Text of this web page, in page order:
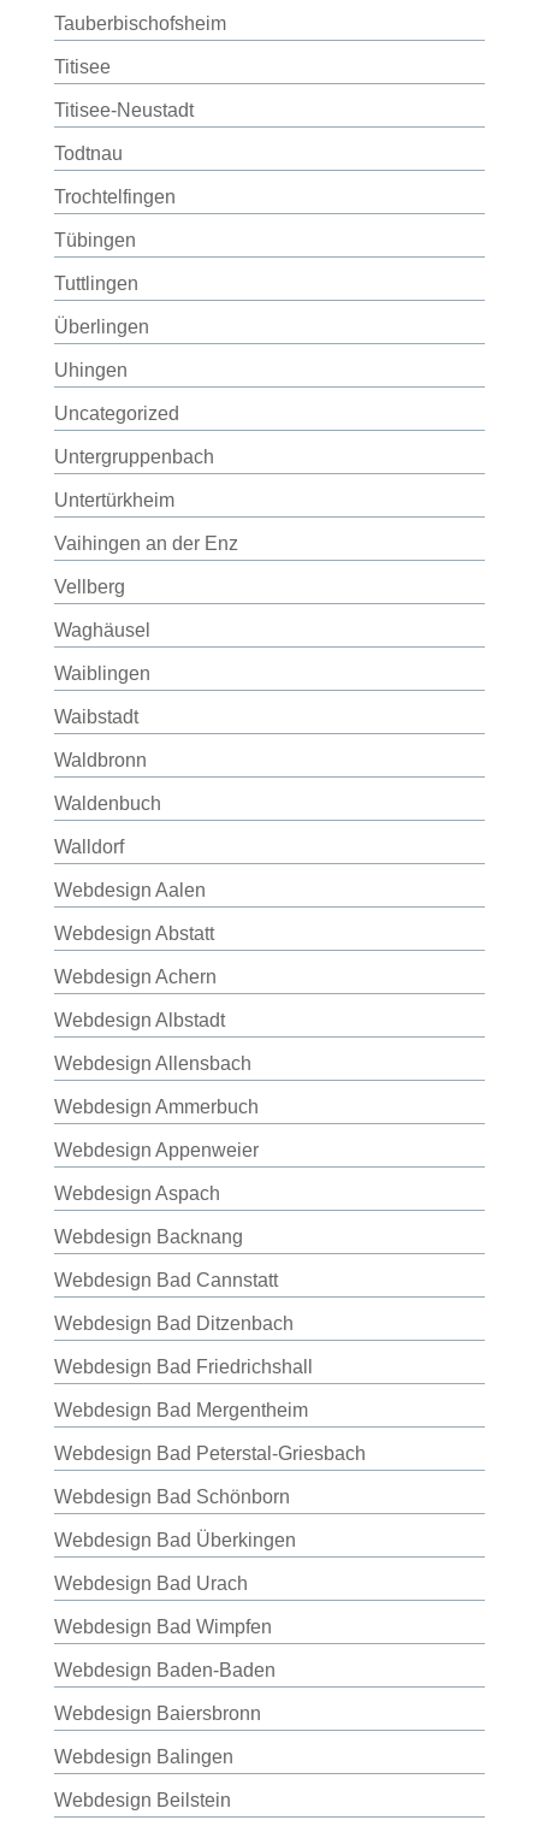
Tauberbischofsheim
Titisee
Titisee-Neustadt
Todtnau
Trochtelfingen
Tübingen
Tuttlingen
Überlingen
Uhingen
Uncategorized
Untergruppenbach
Untertürkheim
Vaihingen an der Enz
Vellberg
Waghäusel
Waiblingen
Waibstadt
Waldbronn
Waldenbuch
Walldorf
Webdesign Aalen
Webdesign Abstatt
Webdesign Achern
Webdesign Albstadt
Webdesign Allensbach
Webdesign Ammerbuch
Webdesign Appenweier
Webdesign Aspach
Webdesign Backnang
Webdesign Bad Cannstatt
Webdesign Bad Ditzenbach
Webdesign Bad Friedrichshall
Webdesign Bad Mergentheim
Webdesign Bad Peterstal-Griesbach
Webdesign Bad Schönborn
Webdesign Bad Überkingen
Webdesign Bad Urach
Webdesign Bad Wimpfen
Webdesign Baden-Baden
Webdesign Baiersbronn
Webdesign Balingen
Webdesign Beilstein